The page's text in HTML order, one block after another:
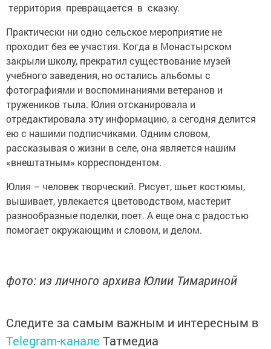
территория превращается в сказку.
Практически ни одно сельское мероприятие не
проходит без ее участия. Когда в Монас­тырском
закрыли школу, прекратил существование музей
учебного заведения, но остались альбомы с
фотографиями и воспоминаниями ветеранов и
тружеников тыла. Юлия отсканировала и
отредактировала эту информацию, а сегодня делится
ею с нашими подписчиками. Одним словом,
рассказывая о жизни в селе, она является нашим
«внештатным» ­корреспондентом.
Юлия – человек творческий. Рисует, шьет костюмы,
вышивает, увлекается цветоводством, мастерит
разнообразные поделки, поет. А еще она с радостью
помогает окружающим и словом, и делом.
фото: из личного архива Юлии Тимариной
Следите за самым важным и интересным в
Telegram-канале Татмедиа